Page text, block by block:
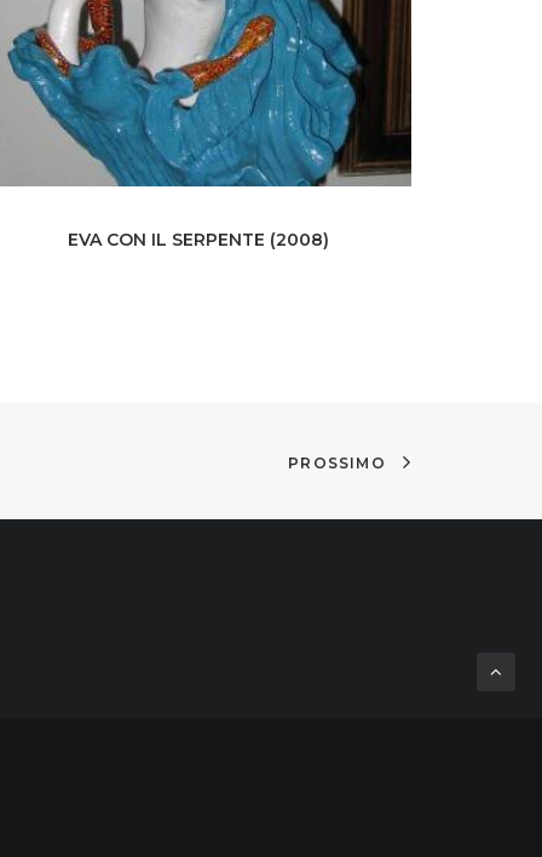
EVA CON IL SERPENTE (2008)
PROSSIMO